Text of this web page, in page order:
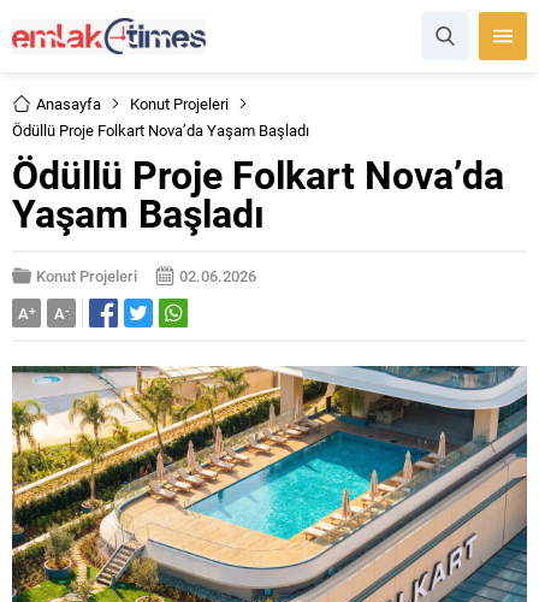
Anasayfa
Konut Projeleri
Ödüllü Proje Folkart Nova’da Yaşam Başladı
Ödüllü Proje Folkart Nova’da
Yaşam Başladı
Konut Projeleri
02.06.2026
A+ A-